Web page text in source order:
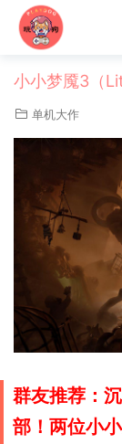
小小梦魇3（
单机大作
群友推荐：
部！两位小